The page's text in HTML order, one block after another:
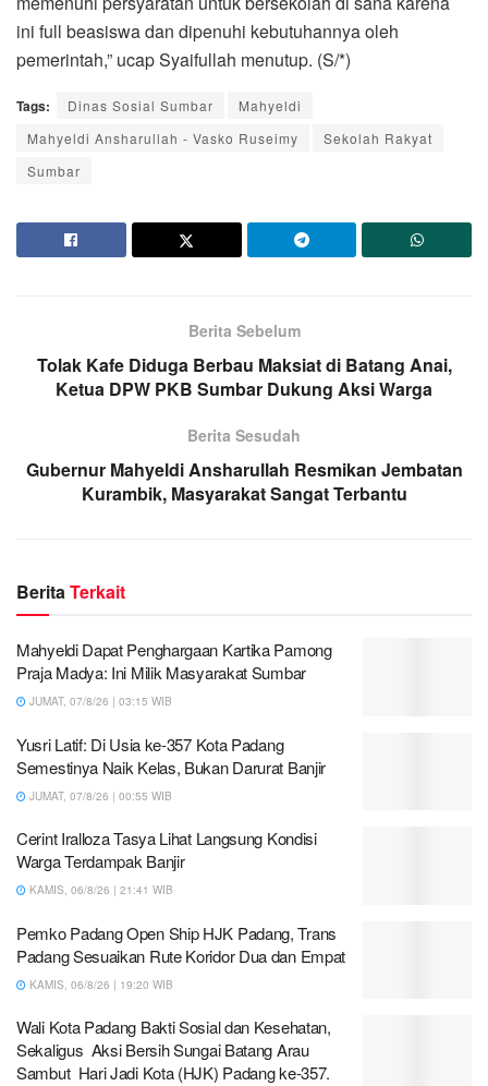
ini full beasiswa dan dipenuhi kebutuhannya oleh
pemerintah,” ucap Syaifullah menutup. (S/*)
Tags: Dinas Sosial Sumbar
Mahyeldi
Mahyeldi Ansharullah - Vasko Ruseimy
Sekolah Rakyat
Sumbar
Berita Sebelum
Tolak Kafe Diduga Berbau Maksiat di Batang Anai,
Ketua DPW PKB Sumbar Dukung Aksi Warga
Berita Sesudah
Gubernur Mahyeldi Ansharullah Resmikan Jembatan
Kurambik, Masyarakat Sangat Terbantu
BeritaTerkait
Mahyeldi Dapat Penghargaan Kartika Pamong
Praja Madya: Ini Milik Masyarakat Sumbar
JUMAT, 07/8/26 | 03:15 WIB
Yusri Latif: Di Usia ke-357 Kota Padang
Semestinya Naik Kelas, Bukan Darurat Banjir
JUMAT, 07/8/26 | 00:55 WIB
Cerint Iralloza Tasya Lihat Langsung Kondisi
Warga Terdampak Banjir
KAMIS, 06/8/26 | 21:41 WIB
Pemko Padang Open Ship HJK Padang, Trans
Padang Sesuaikan Rute Koridor Dua dan Empat
KAMIS, 06/8/26 | 19:20 WIB
Wali Kota Padang Bakti Sosial dan Kesehatan,
Sekaligus Aksi Bersih Sungai Batang Arau
Sambut Hari Jadi Kota (HJK) Padang ke-357.